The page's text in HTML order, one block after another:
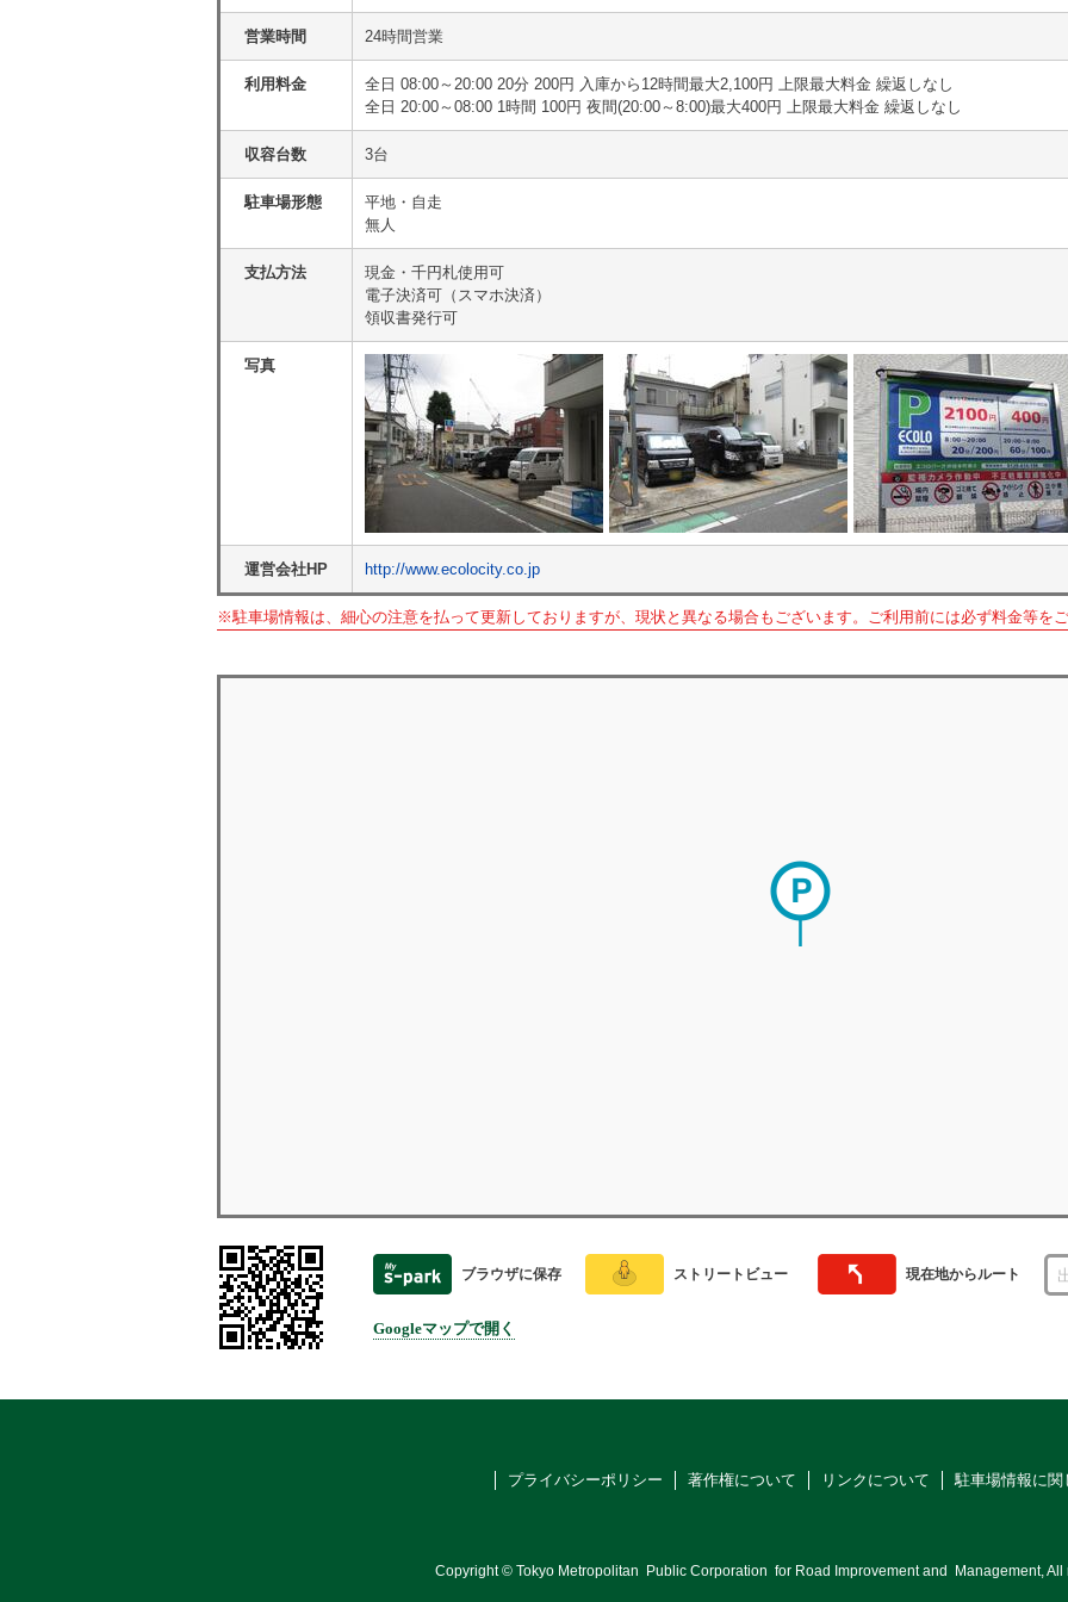
営業時間 24時間営業
利用料金
全日 08:00～20:00 20分 200円 入庫から12時間最大2,100円 上限最大料金 繰返しなし
全日 20:00～08:00 1時間 100円 夜間(20:00～8:00)最大400円 上限最大料金 繰返しなし
収容台数 3台
駐車場形態
平地・自走
無人
支払方法
現金・千円札使用可
電子決済可（スマホ決済）
領収書発行可
写真
運営会社HP http://www.ecolocity.co.jp
※駐車場情報は、細心の注意を払って更新しておりますが、現状と異なる場合もございます。ご利用前には必ず料金等をご
ブラウザに保存 ストリートビュー 現在地からルート
Googleマップで開く
プライバシーポリシー 著作権について リンクについて 駐車場情報に関
Copyright © Tokyo Metropolitan Public Corporation for Road Improvement and Management,